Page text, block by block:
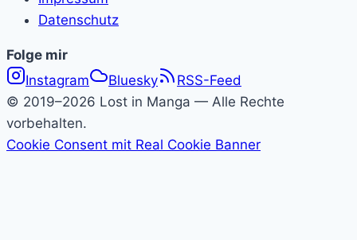
Datenschutz
Folge
Lost
in
Manga
Folge mir
Instagram
Bluesky
RSS-Feed
© 2019–2026 Lost in Manga — Alle Rechte
vorbehalten.
Cookie Consent mit Real Cookie Banner